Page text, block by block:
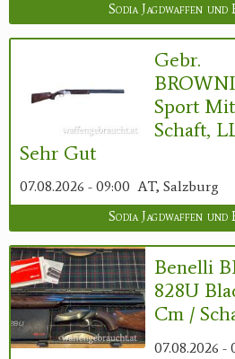
Sodia Jagdwaffen und
Gebr.
Sport
Schaft,
Sehr Gut
07.08.2026 - 09:00 AT, Salzburg
Sodia Jagdwaffen und
Benelli
828U
Cm /
07.08.2026 -